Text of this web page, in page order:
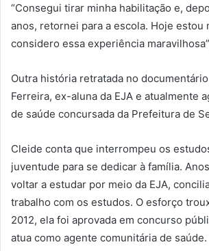
“Consegui tirar minha habilitação e,
anos, retornei para a escola. Hoje estou
considero essa experiência
Outra história retratada no
Ferreira, ex-aluna da EJA e atualmente
de saúde concursada da Prefeitura de
Cleide conta que interrompeu os
juventude para se dedicar à família.
voltar a estudar por meio da EJA,
trabalho com os estudos. O esforço
2012, ela foi aprovada em concurso
atua como agente comunitária de saúde.